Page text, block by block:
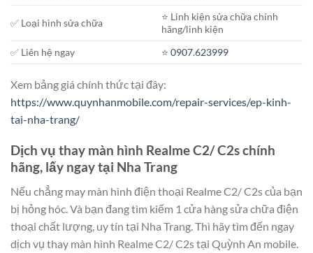
✅ Loại hình sửa chữa
⭐️ Linh kiện sửa chữa chính
hãng/linh kiện
✅ Liên hệ ngay
⭐️0907.623999
Xem bảng giá chính thức tại đây:
https://www.quynhanmobile.com/repair-services/ep-kinh-
tai-nha-trang/
Dịch vụ thay màn hình Realme C2/ C2s chính
hãng, lấy ngay tại Nha Trang
Nếu chẳng may màn hình điện thoại Realme C2/ C2s của bạn
bị hỏng hóc. Và bạn đang tìm kiếm 1 cửa hàng sửa chữa điện
thoại chất lượng, uy tín tại Nha Trang. Thì hãy tìm đến ngay
dịch vụ thay màn hình Realme C2/ C2s tại Quỳnh An mobile.